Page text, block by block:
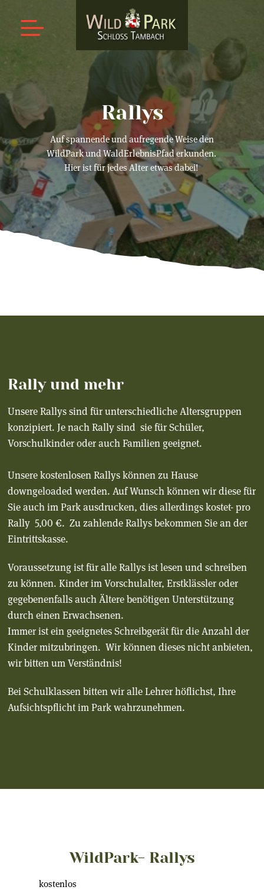
Rallys
Auf spannende und aufregende Weise den
WildPark und WaldErlebnisPfad erkunden.
Hier ist für jedes Alter etwas dabei!
Rally und mehr
Unsere Rallys sind für unterschiedliche Altersgruppen
konzipiert. Je nach Rally sind sie für Schüler,
Vorschulkinder oder auch Familien geeignet.
Unsere kostenlosen Rallys können zu Hause
downgeloaded werden. Auf Wunsch können wir diese für
Sie auch im Park ausdrucken, dies allerdings kostet- pro
Rally 5,00 €. Zu zahlende Rallys bekommen Sie an der
Eintrittskasse.
Voraussetzung ist für alle Rallys ist lesen und schreiben
zu können. Kinder im Vorschulalter, Erstklässler oder
gegebenenfalls auch Ältere benötigen Unterstützung
durch einen Erwachsenen.
Immer ist ein geeignetes Schreibgerät für die Anzahl der
Kinder mitzubringen. Wir können dieses nicht anbieten,
wir bitten um Verständnis!
Bei Schulklassen bitten wir alle Lehrer höflichst, Ihre
Aufsichtspflicht im Park wahrzunehmen.
WildPark- Rallys
kostenlos